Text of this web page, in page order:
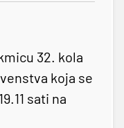
32. kola
koja se
sati na